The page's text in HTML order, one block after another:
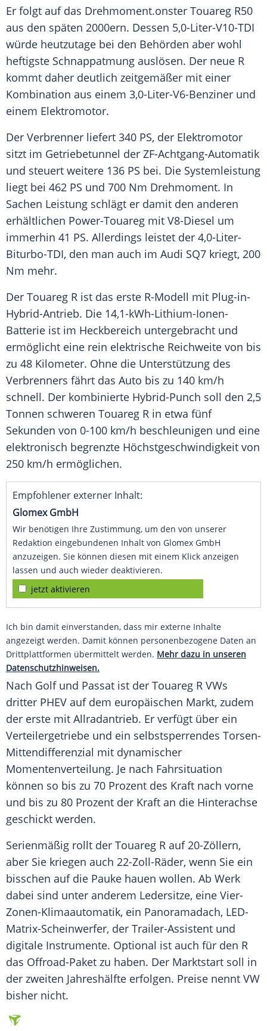
Er folgt auf das Drehmoment.onster Touareg R50
aus den späten 2000ern. Dessen 5,0-Liter-V10-TDI
würde heutzutage bei den Behörden aber wohl
heftigste Schnappatmung auslösen. Der neue R
kommt daher deutlich zeitgemäßer mit einer
Kombination aus einem 3,0-Liter-V6-Benziner und
einem Elektromotor.
Der Verbrenner liefert 340 PS, der Elektromotor
sitzt im Getriebetunnel der ZF-Achtgang-Automatik
und steuert weitere 136 PS bei. Die Systemleistung
liegt bei 462 PS und 700 Nm Drehmoment. In
Sachen Leistung schlägt er damit den anderen
erhältlichen Power-Touareg mit V8-Diesel um
immerhin 41 PS. Allerdings leistet der 4,0-Liter-
Biturbo-TDI, den man auch im Audi SQ7 kriegt, 200
Nm mehr.
Der Touareg R ist das erste R-Modell mit Plug-in-
Hybrid-Antrieb. Die 14,1-kWh-Lithium-Ionen-
Batterie ist im Heckbereich untergebracht und
ermöglicht eine rein elektrische Reichweite von bis
zu 48 Kilometer. Ohne die Unterstützung des
Verbrenners fährt das Auto bis zu 140 km/h
schnell. Der kombinierte Hybrid-Punch soll den 2,5
Tonnen schweren Touareg R in etwa fünf
Sekunden von 0-100 km/h beschleunigen und eine
elektronisch begrenzte Höchstgeschwindigkeit von
250 km/h ermöglichen.
Empfohlener externer Inhalt:
Glomex GmbH
Wir benötigen Ihre Zustimmung, um den von unserer
Redaktion eingebundenen Inhalt von Glomex GmbH
anzuzeigen. Sie können diesen mit einem Klick anzeigen
lassen und auch wieder deaktivieren.
jetzt aktivieren
Ich bin damit einverstanden, dass mir externe Inhalte
angezeigt werden. Damit können personenbezogene Daten an
Drittplattformen übermittelt werden. Mehr dazu in unseren
Datenschutzhinweisen.
Nach Golf und Passat ist der Touareg R VWs
dritter PHEV auf dem europäischen Markt, zudem
der erste mit Allradantrieb. Er verfügt über ein
Verteilergetriebe und ein selbstsperrendes Torsen-
Mittendifferenzial mit dynamischer
Momentenverteilung. Je nach Fahrsituation
können so bis zu 70 Prozent des Kraft nach vorne
und bis zu 80 Prozent der Kraft an die Hinterachse
geschickt werden.
Serienmäßig rollt der Touareg R auf 20-Zöllern,
aber Sie kriegen auch 22-Zoll-Räder, wenn Sie ein
bisschen auf die Pauke hauen wollen. Ab Werk
dabei sind unter anderem Ledersitze, eine Vier-
Zonen-Klimaautomatik, ein Panoramadach, LED-
Matrix-Scheinwerfer, der Trailer-Assistent und
digitale Instrumente. Optional ist auch für den R
das Offroad-Paket zu haben. Der Marktstart soll in
der zweiten Jahreshälfte erfolgen. Preise nennt VW
bisher nicht.